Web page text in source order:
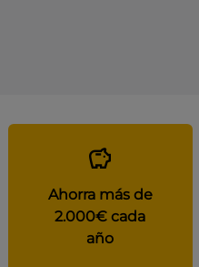
Ahorra más de
2.000€ cada
año